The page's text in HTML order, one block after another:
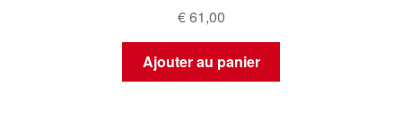
€61,00
Ajouter au panier